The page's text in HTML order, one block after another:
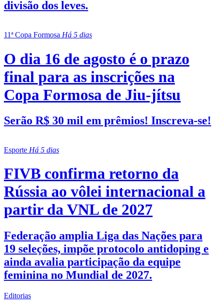
divisão dos leves.
11ª Copa Formosa Há 5 dias
O dia 16 de agosto é o prazo
final para as inscrições na
Copa Formosa de Jiu-jítsu
Serão R$ 30 mil em prêmios! Inscreva-se!
Esporte Há 5 dias
FIVB confirma retorno da
Rússia ao vôlei internacional a
partir da VNL de 2027
Federação amplia Liga das Nações para
19 seleções, impõe protocolo antidoping e
ainda avalia participação da equipe
feminina no Mundial de 2027.
Editorias